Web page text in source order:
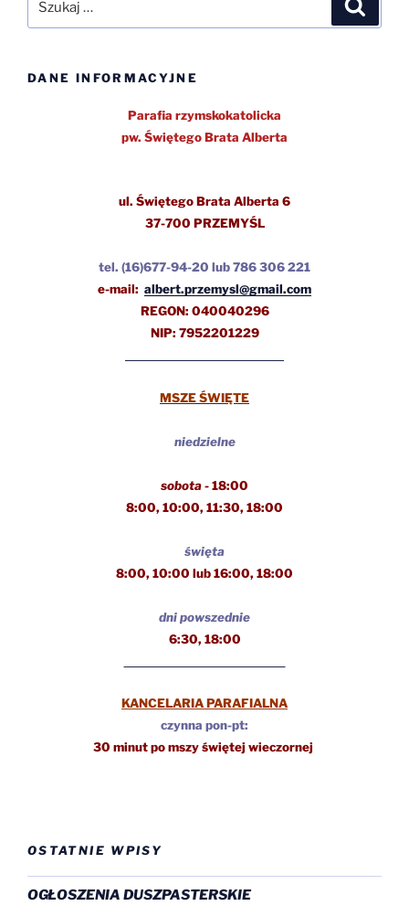
DANE INFORMACYJNE
Parafia rzymskokatolicka
pw. Świętego Brata Alberta
ul. Świętego Brata Alberta 6
37-700 PRZEMYŚL
tel. (16)677-94-20 lub 786 306 221
e-mail: albert.przemysl@gmail.com
REGON: 040040296
NIP: 7952201229
MSZE ŚWIĘTE
niedzielne
sobota- 18:00
8:00, 10:00, 11:30, 18:00
święta
8:00, 10:00 lub 16:00, 18:00
dni powszednie
6:30, 18:00
KANCELARIA PARAFIALNA
czynna pon-pt:
30 minut po mszy świętej wieczornej
OSTATNIE WPISY
OGŁOSZENIA DUSZPASTERSKIE